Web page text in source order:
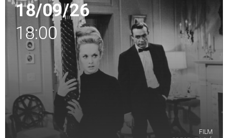
18/09/26
18:00
FILM